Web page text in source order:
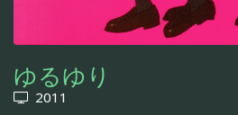
ゆるゆり
2011